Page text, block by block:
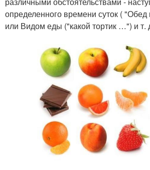
определенного времени суток (
или Видом еды ("какой тортик …") и т.